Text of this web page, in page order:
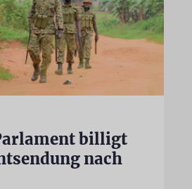
billigt
nach